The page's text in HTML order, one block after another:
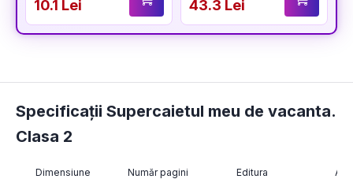
10.1 Lei
titularizare,
definitivat și gradul
didactic II
43.3 Lei
Specificații Supercaietul meu de vacanta.
Clasa 2
Dimensiune Număr pagini Editura